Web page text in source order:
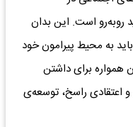
روبه‌رو است. این بدان
به محیط پیرامون خود
همواره برای داشتن
اعتقادی راسخ، توسعه‌ی